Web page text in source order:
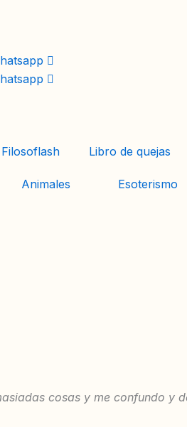
Filosoflash Libro de quejas
Animales Esoterismo
cosas y me confundo